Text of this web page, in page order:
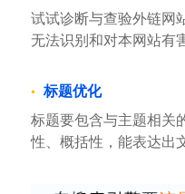
试试诊断与查验外链网
无法识别和对本网站有
标题优化
标题要包含与主题相关
性、概括性，能表达出